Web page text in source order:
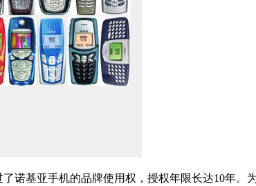
基亚手机的品牌使用权，授权年限长达10年。